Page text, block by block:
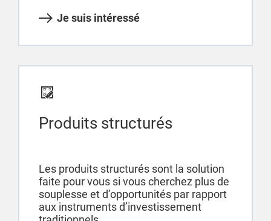
Je suis intéressé
Produits structurés
Les produits structurés sont la solution
faite pour vous si vous cherchez plus de
souplesse et d’opportunités par rapport
aux instruments d’investissement